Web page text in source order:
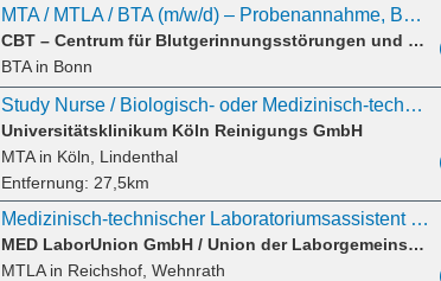
MTA / MTLA / BTA (m/w/d) – Probenannahme, Bonn
CBT – Centrum für Blutgerinnungsstörungen und Transfusionsmedizin
BTAin Bonn
Study Nurse / Biologisch- oder Medizinisch-technische Assistenz (w/m/d)
Universitätsklinikum Köln Reinigungs GmbH
MTAin Köln, Lindenthal
Entfernung: 27,5km
Medizinisch-technischer Laboratoriumsassistent MTLA
MED LaborUnion GmbH / Union der Laborgemeinschaften GbR
MTLAin Reichshof, Wehnrath